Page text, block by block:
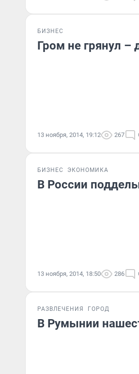
БИЗНЕС
Гром не грянул –
13 ноября, 2014, 19:12 267
БИЗНЕС ЭКОНОМИКА
В России
13 ноября, 2014, 18:50 286
РАЗВЛЕЧЕНИЯ ГОРОД
В Румынии